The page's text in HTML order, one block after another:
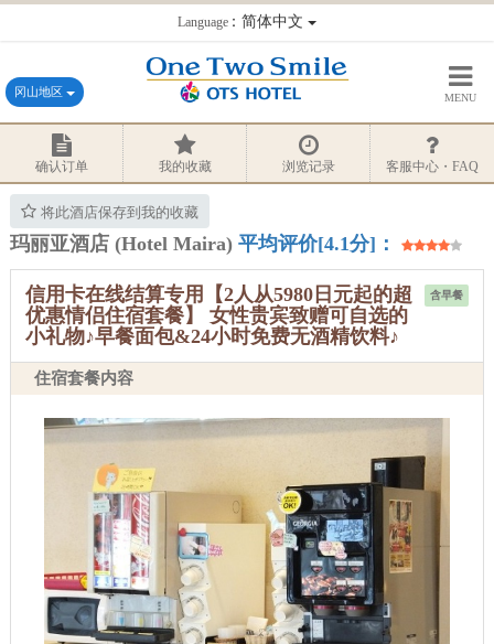
Language：简体中文
冈山地区 MENU
确认订单 我的收藏 浏览记录 客服中心・FAQ
将此酒店保存到我的收藏
玛丽亚酒店 (Hotel Maira) 平均评价[4.1分]：
含早餐
信用卡在线结算专用【2人从5980日元起的超
优惠情侣住宿套餐】 女性贵宾致赠可自选的
小礼物♪早餐面包&24小时免费无酒精饮料♪
住宿套餐内容